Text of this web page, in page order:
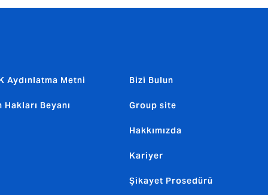
Aydınlatma Metni
Hakları Beyanı
Bizi Bulun
Group site
Hakkımızda
Kariyer
Şikayet Prosedürü